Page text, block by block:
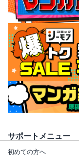
サポートメニュー
初めての方へ